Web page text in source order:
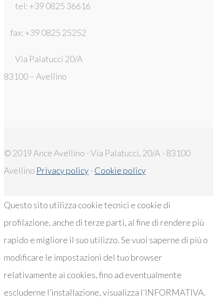
tel: +39 0825 36616
fax: +39 0825 25252
Via Palatucci 20/A
83100 – Avellino
© 2019 Ance Avellino - Via Palatucci, 20/A - 83100
Avellino Privacy policy- Cookie policy
Questo sito utilizza cookie tecnici e cookie di
profilazione, anche di terze parti, al fine di rendere più
rapido e migliore il suo utilizzo. Se vuoi saperne di più o
modificare le impostazioni del tuo browser
relativamente ai cookies, fino ad eventualmente
escluderne l’installazione, visualizza l’INFORMATIVA.